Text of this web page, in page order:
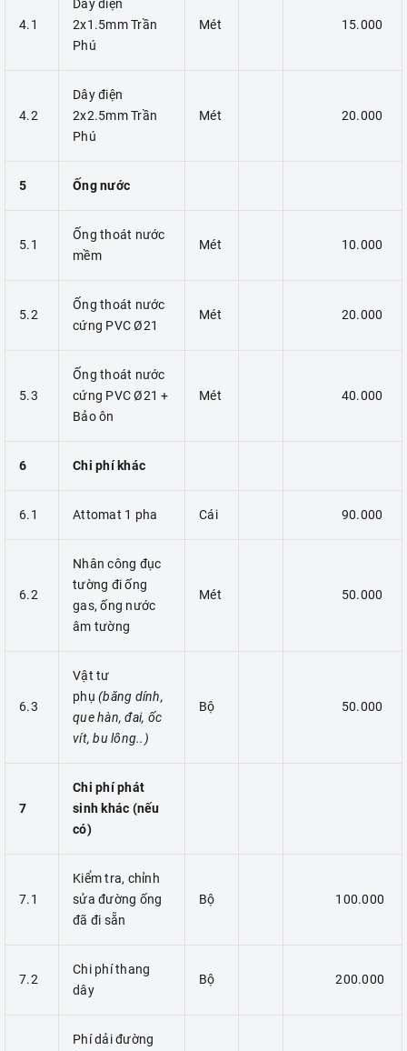
4.1
Dây điện
2x1.5mm Trần
Phú
Mét 15.000
4.2
Dây điện
2x2.5mm Trần
Phú
Mét 20.000
5 Ống nước
5.1
Ống thoát nước
mềm
Mét 10.000
5.2
Ống thoát nước
cứng PVC Ø21
Mét 20.000
5.3
Ống thoát nước
cứng PVC Ø21 +
Bảo ôn
Mét 40.000
6 Chi phí khác
6.1 Attomat 1 pha Cái 90.000
6.2
Nhân công đục
tường đi ống
gas, ống nước
âm tường
Mét 50.000
6.3
Vật tư
phụ (băng dính,
que hàn, đai, ốc
vít, bu lông..)
Bộ 50.000
7
Chi phí phát
sinh khác (nếu
có)
7.1
Kiểm tra, chỉnh
sửa đường ống
đã đi sẵn
Bộ 100.000
7.2
Chi phí thang
dây
Bộ 200.000
Phí dải đường